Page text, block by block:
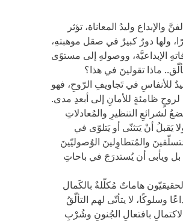
والإبداع وليدُ المعاناة، تؤثر
ولها دورٌ كبيرٌ في صقل موهبتهِ،
الإبداعيَّة، ووصولهِ إلى مستوًى
ماذا تقولينَ في هذا؟
للأنفاسِ في تَجاويفِ الرّوحِ، فهو
لروحٍ ظامئةٍ للأمانِ إلى أبعدِ مدى.
لشرائعِ التنظيرِ والمُعادلاتِ
يَقبلُ أنْ يَتثنّى أو يَتلوّى في
والمُتطاوِلينَ الوُصوليّينَ
بل ويأبى أن يُستدرَجَ في باحاتِ
هاماتٌ مُكلّلةٌ بالكَمال
وسلوكًا، لا يتأتّى لهم التألّقُ
بافتعالِ الجُنونِ وشُرْبِ